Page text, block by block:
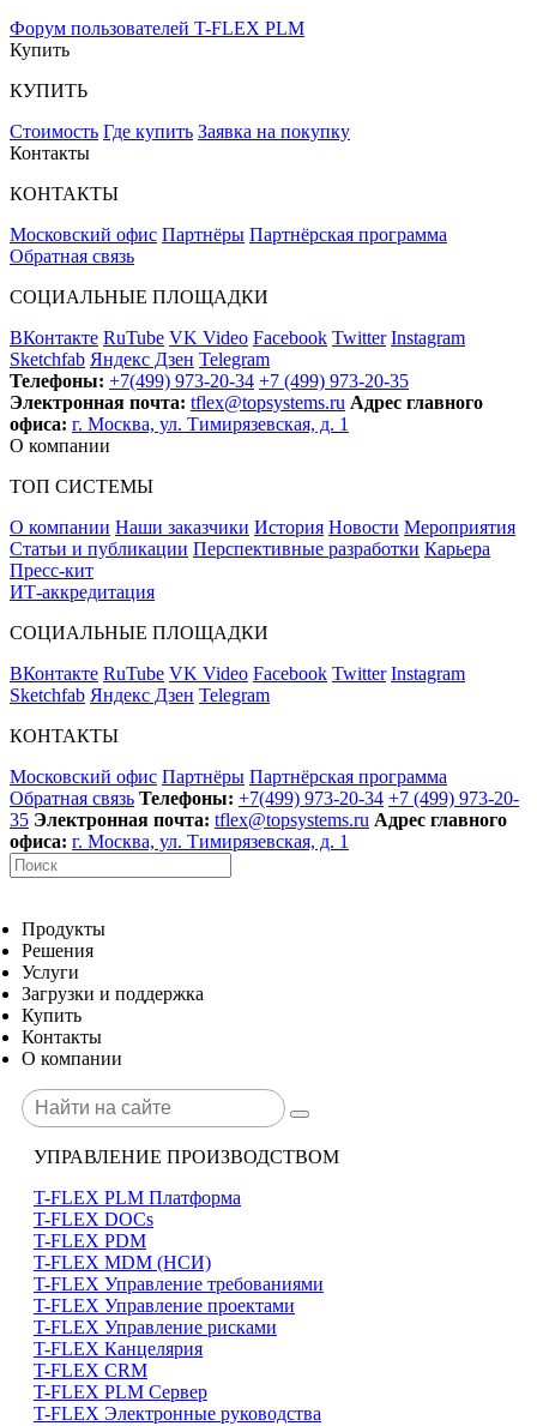
Форум пользователей T-FLEX PLM
Купить
КУПИТЬ
Стоимость Где купить Заявка на покупку
Контакты
КОНТАКТЫ
Московский офис Партнёры Партнёрская программа
Обратная связь
СОЦИАЛЬНЫЕ ПЛОЩАДКИ
ВКонтакте RuTube VK Video Facebook Twitter Instagram
Sketchfab Яндекс Дзен Telegram
Телефоны: +7(499) 973-20-34 +7 (499) 973-20-35
Электронная почта: tflex@topsystems.ru Адрес главного
офиса: г. Москва, ул. Тимирязевская, д. 1
О компании
ТОП СИСТЕМЫ
О компании Наши заказчики История Новости Мероприятия
Статьи и публикации Перспективные разработки Карьера
Пресс-кит
ИТ-аккредитация
СОЦИАЛЬНЫЕ ПЛОЩАДКИ
ВКонтакте RuTube VK Video Facebook Twitter Instagram
Sketchfab Яндекс Дзен Telegram
КОНТАКТЫ
Московский офис Партнёры Партнёрская программа
Обратная связь Телефоны: +7(499) 973-20-34 +7 (499) 973-20-
35 Электронная почта: tflex@topsystems.ru Адрес главного
офиса: г. Москва, ул. Тимирязевская, д. 1
Продукты
Решения
Услуги
Загрузки и поддержка
Купить
Контакты
О компании
УПРАВЛЕНИЕ ПРОИЗВОДСТВОМ
T-FLEX PLM Платформа
T-FLEX DOCs
T-FLEX PDM
T-FLEX MDM (НСИ)
T-FLEX Управление требованиями
T-FLEX Управление проектами
T-FLEX Управление рисками
T-FLEX Канцелярия
T-FLEX CRM
T-FLEX PLM Сервер
T-FLEX Электронные руководства